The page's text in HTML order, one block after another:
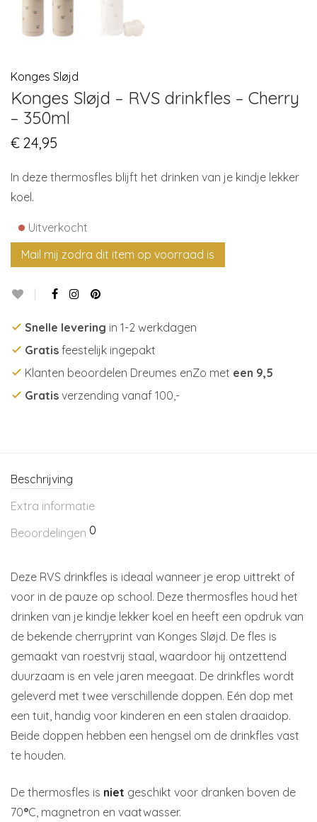
Konges Sløjd
Konges Sløjd – RVS drinkfles – Cherry
– 350ml
€ 24,95
In deze thermosfles blijft het drinken van je kindje lekker
koel.
• Uitverkocht
Snelle levering in 1-2 werkdagen
Gratis feestelijk ingepakt
Klanten beoordelen Dreumes enZo met een 9,5
Gratis verzending vanaf 100,-
Beschrijving
Extra informatie
Beoordelingen 0
Deze RVS drinkfles is ideaal wanneer je erop uittrekt of
voor in de pauze op school. Deze thermosfles houd het
drinken van je kindje lekker koel en heeft een opdruk van
de bekende cherryprint van Konges Sløjd. De fles is
gemaakt van roestvrij staal, waardoor hij ontzettend
duurzaam is en vele jaren meegaat. De drinkfles wordt
geleverd met twee verschillende doppen. Eén dop met
een tuit, handig voor kinderen en een stalen draaidop.
Beide doppen hebben een hengsel om de drinkfles vast
te houden.
De thermosfles is niet geschikt voor dranken boven de
70°C, magnetron en vaatwasser.